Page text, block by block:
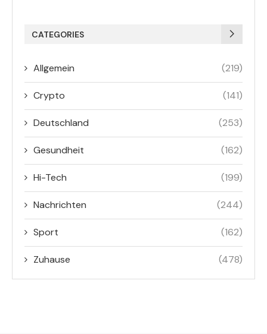
CATEGORIES
Allgemein (219)
Crypto (141)
Deutschland (253)
Gesundheit (162)
Hi-Tech (199)
Nachrichten (244)
Sport (162)
Zuhause (478)